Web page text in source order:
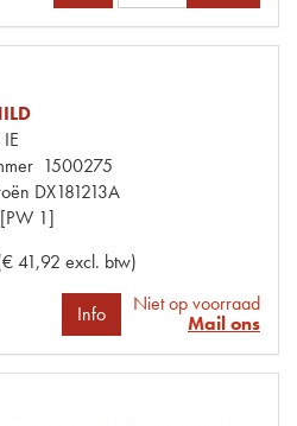
1500275
DX181213A
[PW 1]
41,92 excl. btw)
Info
Niet op voorraad
Mail ons